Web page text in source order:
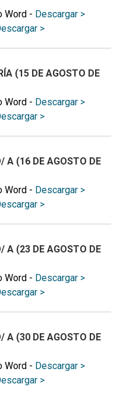
Word - Descargar >
>
(15 DE AGOSTO DE
Word - Descargar >
>
A (16 DE AGOSTO DE
Word - Descargar >
>
A (23 DE AGOSTO DE
Word - Descargar >
>
A (30 DE AGOSTO DE
Word - Descargar >
>